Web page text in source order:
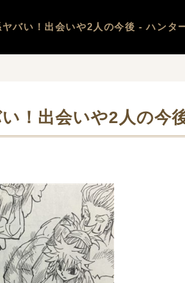
バい！出会いや2人の今後 - ハンタ
！出会いや2人の今